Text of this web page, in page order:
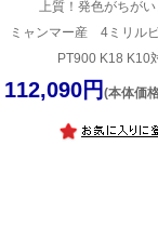
上質！発色がちがい
ミャンマー産 4ミリル
PT900 K18 K10
112,090円 (本体価